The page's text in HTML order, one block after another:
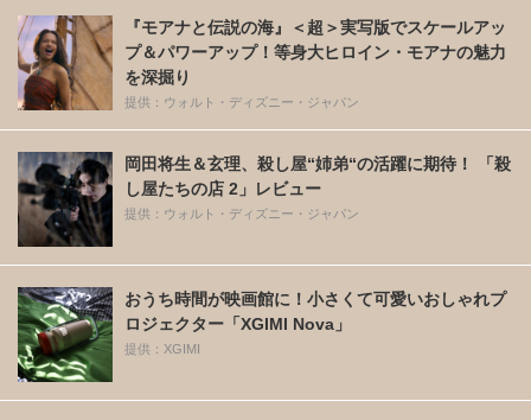
『モアナと伝説の海』＜超＞実写版でスケールアッ
プ＆パワーアップ！等身大ヒロイン・モアナの魅力
を深掘り
提供：ウォルト・ディズニー・ジャパン
岡田将生＆玄理、殺し屋“姉弟“の活躍に期待！ 「殺
し屋たちの店 2」レビュー
提供：ウォルト・ディズニー・ジャパン
おうち時間が映画館に！小さくて可愛いおしゃれプ
ロジェクター「XGIMI Nova」
提供：XGIMI